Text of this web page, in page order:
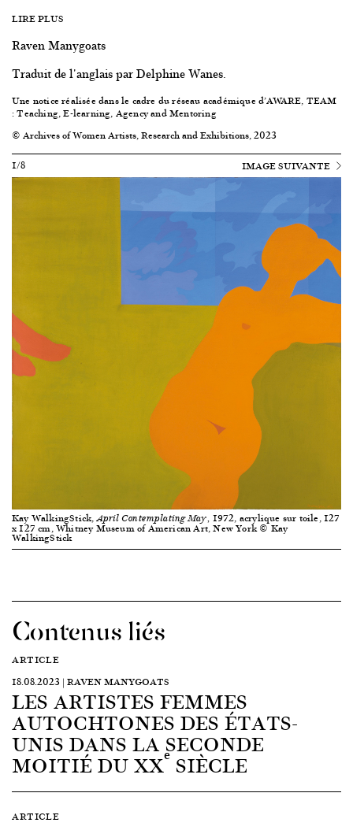
LIRE PLUS
Raven Manygoats
Traduit de l'anglais par Delphine Wanes.
Une notice réalisée dans le cadre du réseau académique d’AWARE, TEAM
: Teaching, E-learning, Agency and Mentoring
© Archives of Women Artists, Research and Exhibitions, 2023
1/8
IMAGE SUIVANTE
Kay WalkingStick,April Contemplating May, 1972, acrylique sur toile, 127
x 127 cm, Whitney Museum of American Art, New York © Kay
WalkingStick
Contenus liés
ARTICLE
18.08.2023 | RAVEN MANYGOATS
LES ARTISTES FEMMES
AUTOCHTONES DES ÉTATS-
UNIS DANS LA SECONDE
MOITIÉ DU XXe SIÈCLE
ARTICLE